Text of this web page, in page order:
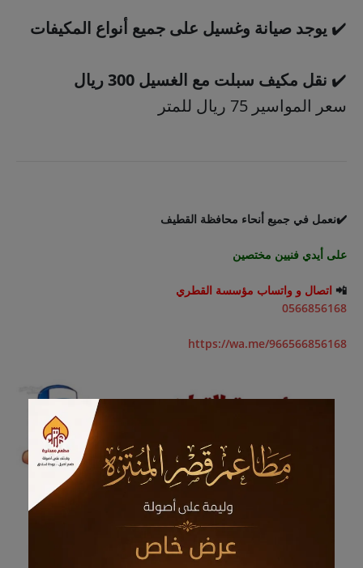
✔️ يوجد صيانة وغسيل على جميع أنواع المكيفات
✔️ نقل مكيف سبلت مع الغسيل 300 ريال
سعر المواسير 75 ريال للمتر
✔️نعمل في جميع أنحاء محافظة القطيف
على أيدي فنيين مختصين
📲 اتصال و واتساب مؤسسة القطري
0566856168
https://wa.me/966566856168